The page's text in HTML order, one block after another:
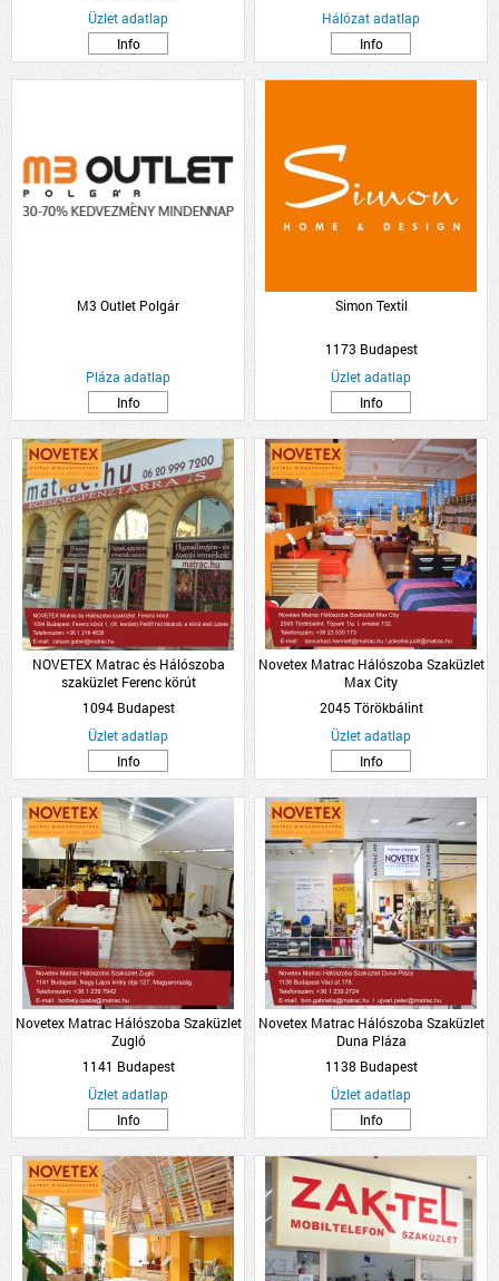
Üzlet adatlap
Info
Hálózat adatlap
Info
M3 Outlet Polgár
Pláza adatlap
Info
Simon Textil
1173 Budapest
Üzlet adatlap
Info
NOVETEX Matrac és Hálószoba
szaküzlet Ferenc körút
1094 Budapest
Üzlet adatlap
Info
Novetex Matrac Hálószoba Szaküzlet
Max City
2045 Törökbálint
Üzlet adatlap
Info
Novetex Matrac Hálószoba Szaküzlet
Zugló
1141 Budapest
Üzlet adatlap
Info
Novetex Matrac Hálószoba Szaküzlet
Duna Pláza
1138 Budapest
Üzlet adatlap
Info